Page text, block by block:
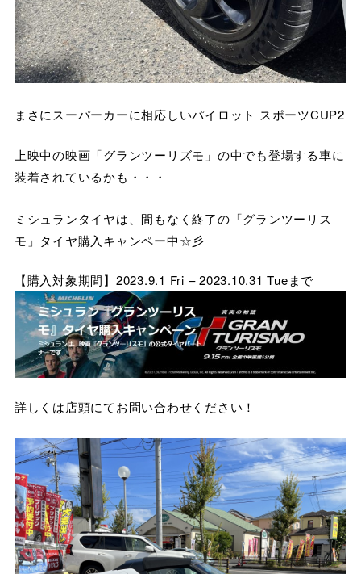
まさにスーパーカーに相応しいパイロット スポーツCUP2
上映中の映画「グランツーリズモ」の中でも登場する車に
装着されているかも・・・
ミシュランタイヤは、間もなく終了の「グランツーリス
モ」タイヤ購入キャンペー中☆彡
【購入対象期間】2023.9.1 Fri – 2023.10.31 Tueまで
詳しくは店頭にてお問い合わせください！